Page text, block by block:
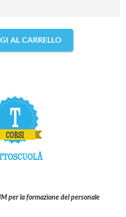
AL CARRELLO
per la formazione del personale